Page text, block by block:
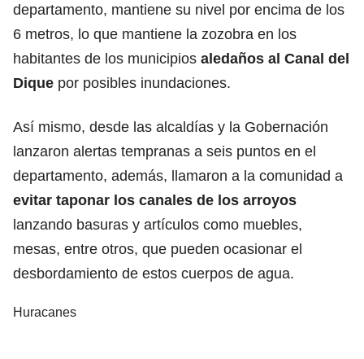
departamento, mantiene su nivel por encima de los
6 metros, lo que mantiene la zozobra en los
habitantes de los municipios aledaños al Canal del
Dique por posibles inundaciones.
Así mismo, desde las alcaldías y la Gobernación
lanzaron alertas tempranas a seis puntos en el
departamento, además, llamaron a la comunidad a
evitar taponar los canales de los arroyos
lanzando basuras y artículos como muebles,
mesas, entre otros, que pueden ocasionar el
desbordamiento de estos cuerpos de agua.
Huracanes